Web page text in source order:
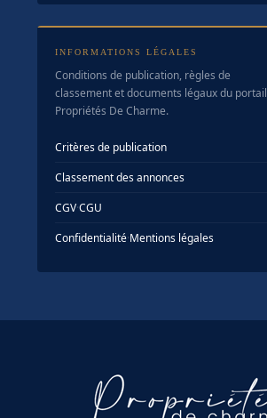
INFORMATIONS LÉGALES
Conditions de publication, règles de
classement et documents légaux du portail
Propriétés De Charme.
Critères de publication
Classement des annonces
CGV·CGU
Confidentialité·Mentions légales